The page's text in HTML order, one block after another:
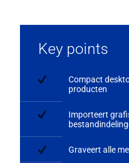
Key points
Compact
producten
Importeert
Graveert alle